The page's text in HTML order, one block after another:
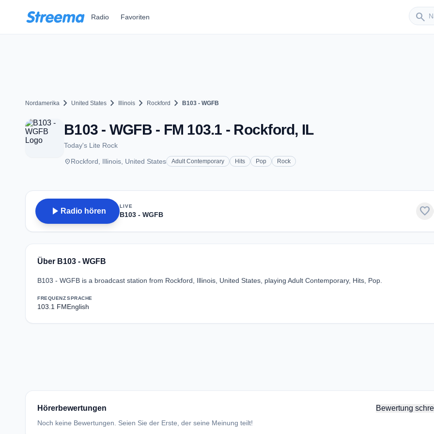
Radio Favoriten search
Nordamerika chevron_right United States chevron_right Illinois chevron_right Rockford chevron_right B103 - WGFB
B103 - WGFB - FM 103.1 - Rockford, IL
Today's Lite Rock
placeRockford, Illinois, United States Adult Contemporary Hits Pop Rock
play_arrow Radio hören
LIVE
B103 - WGFB favorite
Über B103 - WGFB
B103 - WGFB is a broadcast station from Rockford, Illinois, United States, playing Adult Contemporary, Hits, Pop.
FREQUENZ
103.1 FM
SPRACHE
English
Hörerbewertungen Bewertung
Noch keine Bewertungen. Seien Sie der Erste, der seine Meinung teilt!